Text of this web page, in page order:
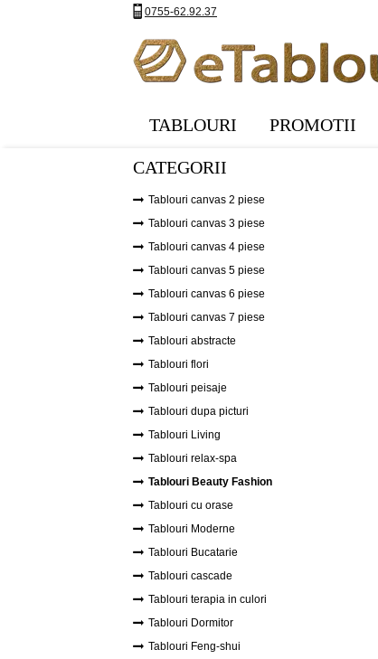
0755-62.92.37
TABLOURI PROMOTII
CATEGORII
Tablouri canvas 2 piese
Tablouri canvas 3 piese
Tablouri canvas 4 piese
Tablouri canvas 5 piese
Tablouri canvas 6 piese
Tablouri canvas 7 piese
Tablouri abstracte
Tablouri flori
Tablouri peisaje
Tablouri dupa picturi
Tablouri Living
Tablouri relax-spa
Tablouri Beauty Fashion
Tablouri cu orase
Tablouri Moderne
Tablouri Bucatarie
Tablouri cascade
Tablouri terapia in culori
Tablouri Dormitor
Tablouri Feng-shui